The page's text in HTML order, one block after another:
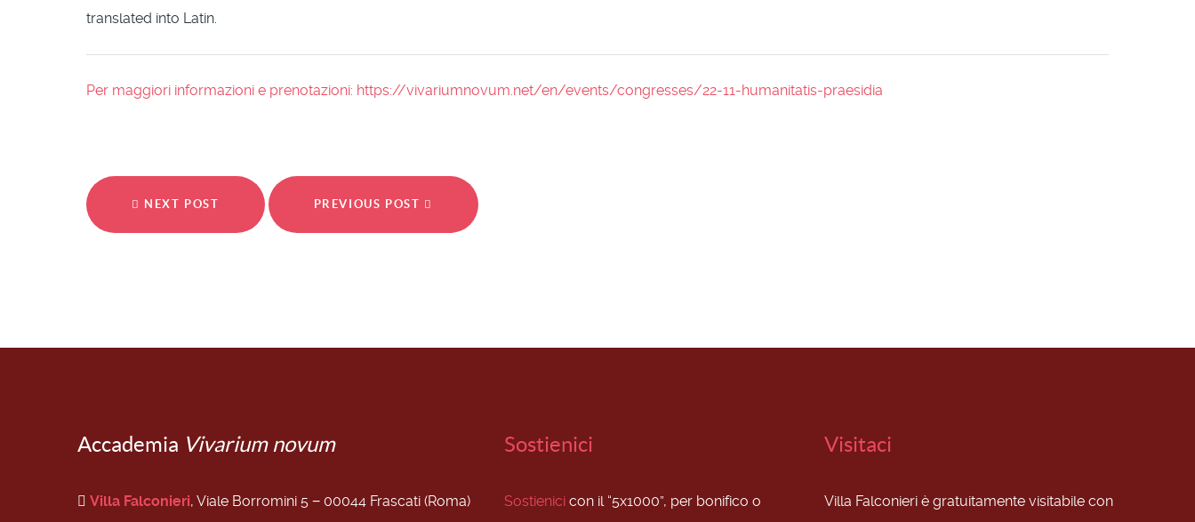
translated into Latin.
Per maggiori informazioni e prenotazioni: https://vivariumnovum.net/en/events/congresses/22-11-humanitatis-praesidia
NEXT POST PREVIOUS POST
Accademia Vivarium novum
Villa Falconieri, Viale Borromini 5 − 00044 Frascati (Roma)
Sostienici
Sostienici con il “5x1000”, per bonifico o
Visitaci
Villa Falconieri è gratuitamente visitabile con